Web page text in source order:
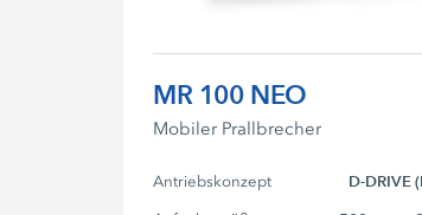
MR 100 NEO
Mobiler Prallbrecher
Antriebskonzept D-DRIVE